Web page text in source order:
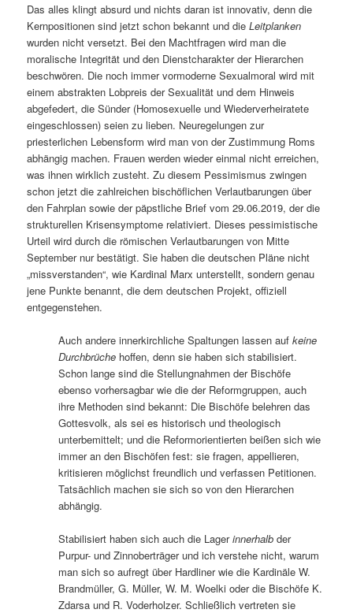
Das alles klingt absurd und nichts daran ist innovativ, denn die
Kernpositionen sind jetzt schon bekannt und dieLeitplanken
wurden nicht versetzt. Bei den Machtfragen wird man die
moralische Integrität und den Dienstcharakter der Hierarchen
beschwören. Die noch immer vormoderne Sexualmoral wird mit
einem abstrakten Lobpreis der Sexualität und dem Hinweis
abgefedert, die Sünder (Homosexuelle und Wiederverheiratete
eingeschlossen) seien zu lieben. Neuregelungen zur
priesterlichen Lebensform wird man von der Zustimmung Roms
abhängig machen. Frauen werden wieder einmal nicht erreichen,
was ihnen wirklich zusteht. Zu diesem Pessimismus zwingen
schon jetzt die zahlreichen bischöflichen Verlautbarungen über
den Fahrplan sowie der päpstliche Brief vom 29.06.2019, der die
strukturellen Krisensymptome relativiert. Dieses pessimistische
Urteil wird durch die römischen Verlautbarungen von Mitte
September nur bestätigt. Sie haben die deutschen Pläne nicht
„missverstanden“, wie Kardinal Marx unterstellt, sondern genau
jene Punkte benannt, die dem deutschen Projekt, offiziell
entgegenstehen.
Auch andere innerkirchliche Spaltungen lassen aufkeine
Durchbrüche hoffen, denn sie haben sich stabilisiert.
Schon lange sind die Stellungnahmen der Bischöfe
ebenso vorhersagbar wie die der Reformgruppen, auch
ihre Methoden sind bekannt: Die Bischöfe belehren das
Gottesvolk, als sei es historisch und theologisch
unterbemittelt; und die Reformorientierten beißen sich wie
immer an den Bischöfen fest: sie fragen, appellieren,
kritisieren möglichst freundlich und verfassen Petitionen.
Tatsächlich machen sie sich so von den Hierarchen
abhängig.
Stabilisiert haben sich auch die Lagerinnerhalb der
Purpur- und Zinnoberträger und ich verstehe nicht, warum
man sich so aufregt über Hardliner wie die Kardinäle W.
Brandmüller, G. Müller, W. M. Woelki oder die Bischöfe K.
Zdarsa und R. Voderholzer. Schließlich vertreten sie